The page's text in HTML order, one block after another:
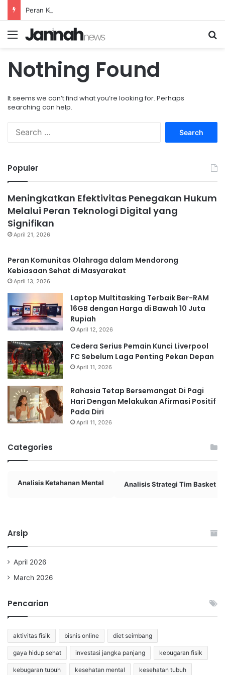
Menu
Nothing Found
It seems we can’t find what you’re looking for. Perhaps
searching can help.
Populer
Meningkatkan Efektivitas Penegakan Hukum
Melalui Peran Teknologi Digital yang
Signifikan
April 21, 2026
Peran Komunitas Olahraga dalam Mendorong
Kebiasaan Sehat di Masyarakat
April 13, 2026
Laptop Multitasking Terbaik Ber-RAM
16GB dengan Harga di Bawah 10 Juta
Rupiah
April 12, 2026
Cedera Serius Pemain Kunci Liverpool
FC Sebelum Laga Penting Pekan Depan
April 11, 2026
Rahasia Tetap Bersemangat Di Pagi
Hari Dengan Melakukan Afirmasi Positif
Pada Diri
April 11, 2026
Categories
Analisis Ketahanan Mental Analisis Strategi Tim Basket
Arsip
April 2026
March 2026
Pencarian
aktivitas fisik bisnis online diet seimbang
gaya hidup sehat investasi jangka panjang kebugaran fisik
kebugaran tubuh kesehatan mental kesehatan tubuh